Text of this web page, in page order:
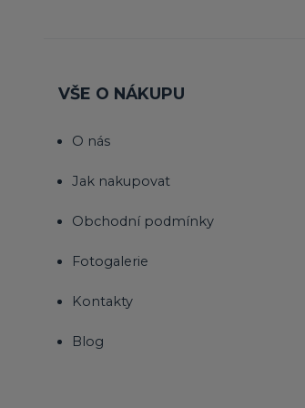
VŠE O NÁKUPU
O nás
Jak nakupovat
Obchodní podmínky
Fotogalerie
Kontakty
Blog